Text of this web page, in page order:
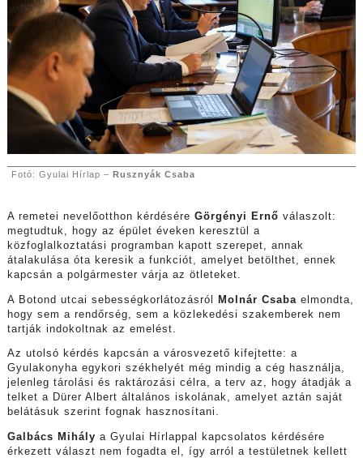
Fotó: Gyulai Hírlap – Rusznyák Csaba
A remetei nevelőotthon kérdésére Görgényi Ernő válaszolt:
megtudtuk, hogy az épület éveken keresztül a
közfoglalkoztatási programban kapott szerepet, annak
átalakulása óta keresik a funkciót, amelyet betölthet, ennek
kapcsán a polgármester várja az ötleteket.
A Botond utcai sebességkorlátozásról Molnár Csaba elmondta,
hogy sem a rendőrség, sem a közlekedési szakemberek nem
tartják indokoltnak az emelést.
Az utolsó kérdés kapcsán a városvezető kifejtette: a
Gyulakonyha egykori székhelyét még mindig a cég használja,
jelenleg tárolási és raktározási célra, a terv az, hogy átadják a
telket a Dürer Albert általános iskolának, amelyet aztán saját
belátásuk szerint fognak hasznosítani.
Galbács Mihály a Gyulai Hírlappal kapcsolatos kérdésére
érkezett választ nem fogadta el, így arról a testületnek kellett